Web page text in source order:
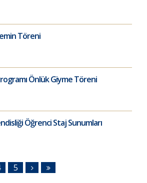
Töreni
Önlük Giyme Töreni
Öğrenci Staj Sunumları
5